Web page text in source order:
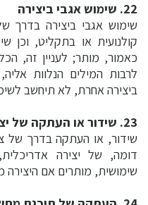
22. שימוש אגבי ביצירה
שימוש אגבי ביצירה בדרך
קולנועית או בתקליט, וכן
כאמור, מותר; לעניין זה,
לרבות המילים הנלוות
ביצירה אחרת, לא תיחשב
23. שידור או העתקה של יצירה הממוקמת במקום ציבורי
שידור, או העתקה בדרך של
דומה, של יצירה
שימושית, מותרים אם היצירה